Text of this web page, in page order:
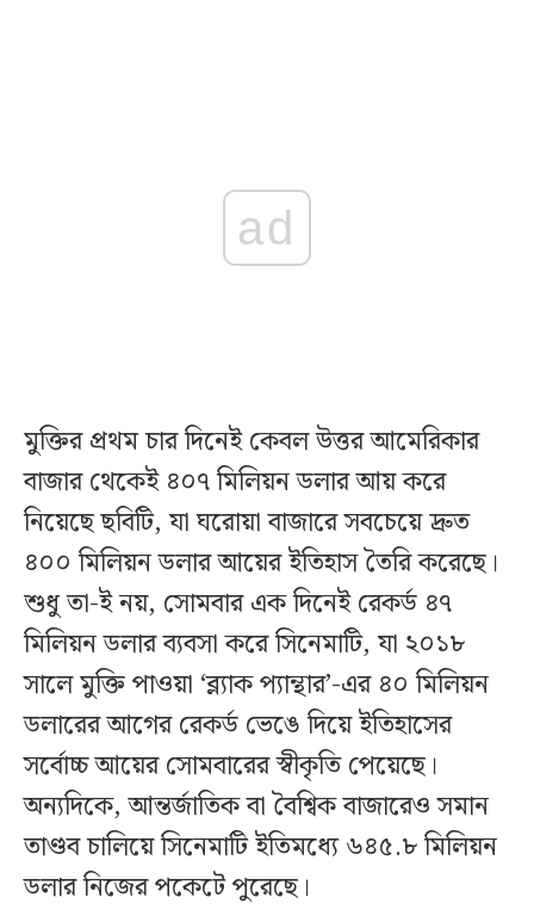
ad
মুক্তির প্রথম চার দিনেই কেবল উত্তর আমেরিকার
বাজার থেকেই ৪০৭ মিলিয়ন ডলার আয় করে
নিয়েছে ছবিটি, যা ঘরোয়া বাজারে সবচেয়ে দ্রুত
৪০০ মিলিয়ন ডলার আয়ের ইতিহাস তৈরি করেছে।
শুধু তা-ই নয়, সোমবার এক দিনেই রেকর্ড ৪৭
মিলিয়ন ডলার ব্যবসা করে সিনেমাটি, যা ২০১৮
সালে মুক্তি পাওয়া ‘ব্ল্যাক প্যান্থার’-এর ৪০ মিলিয়ন
ডলারের আগের রেকর্ড ভেঙে দিয়ে ইতিহাসের
সর্বোচ্চ আয়ের সোমবারের স্বীকৃতি পেয়েছে।
অন্যদিকে, আন্তর্জাতিক বা বৈশ্বিক বাজারেও সমান
তাণ্ডব চালিয়ে সিনেমাটি ইতিমধ্যে ৬৪৫.৮ মিলিয়ন
ডলার নিজের পকেটে পুরেছে।